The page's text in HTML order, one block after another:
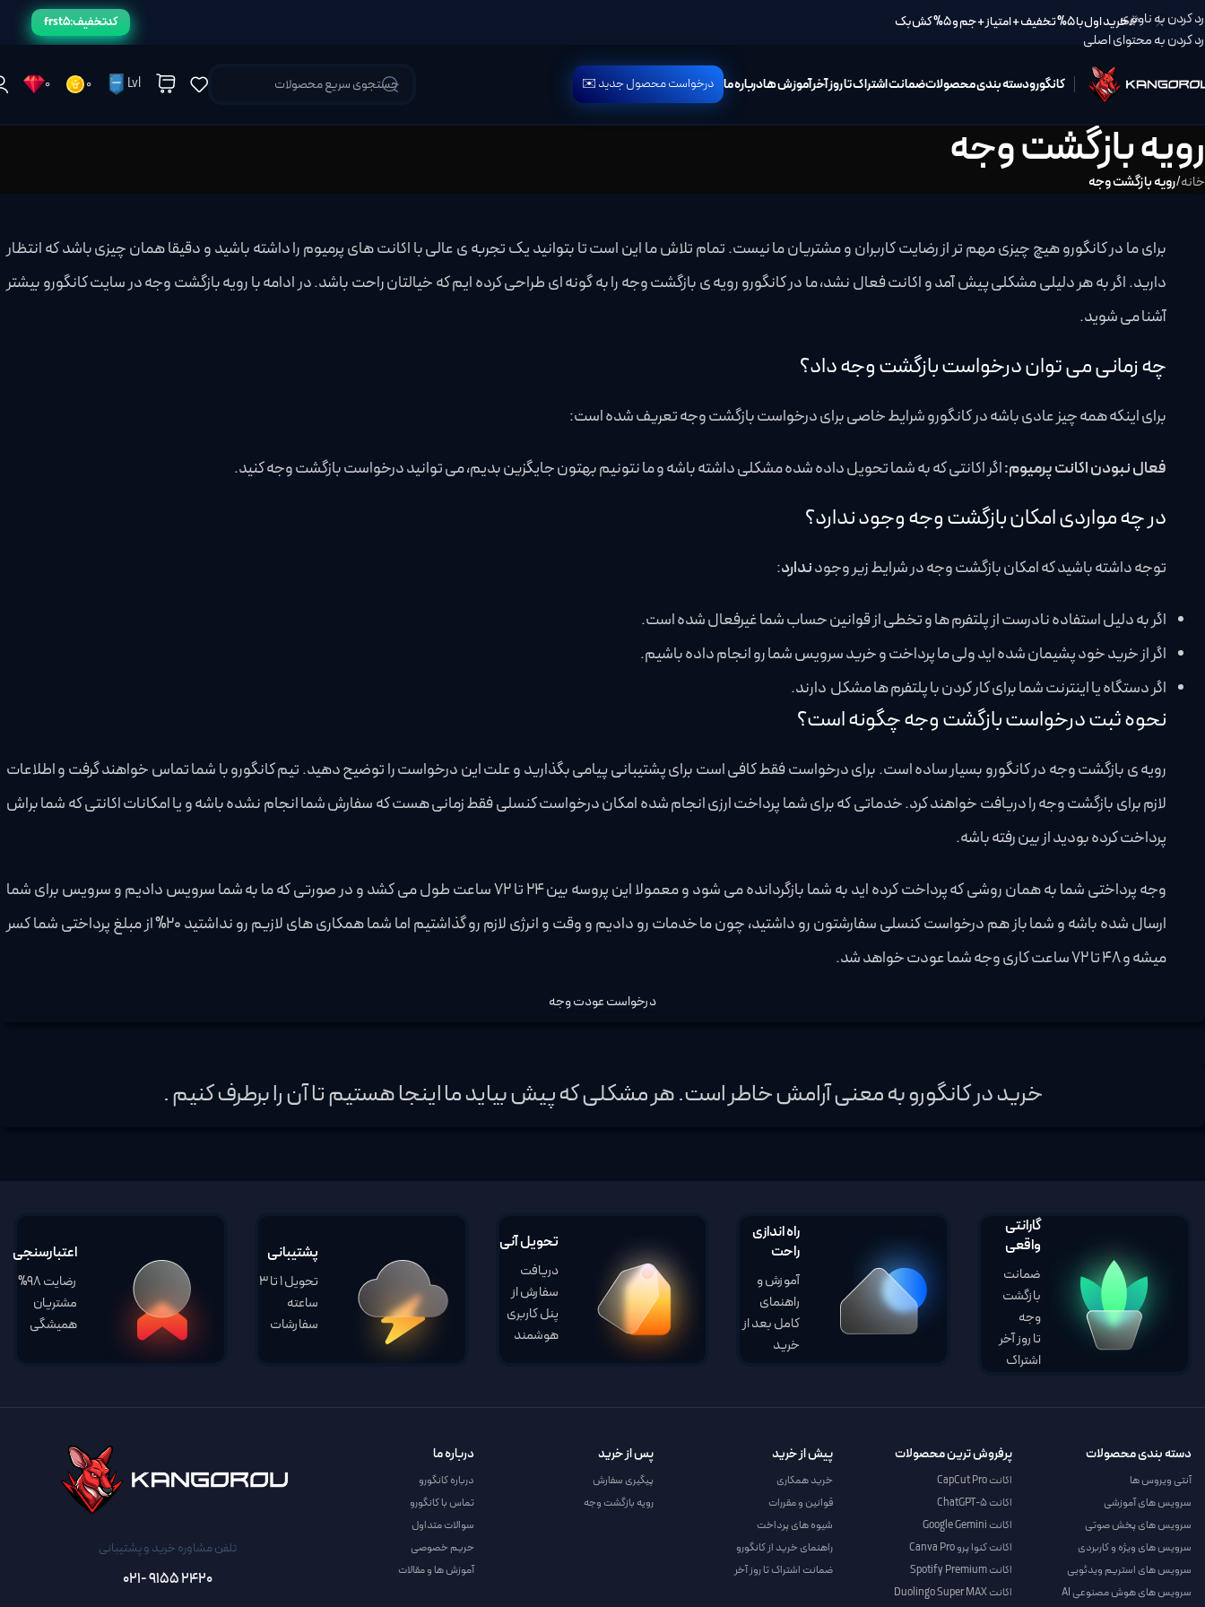
🎉خرید اول با 5% تخفیف + امتیاز + جم و 5% کش بک کد تخفیف: frst5
رد کردن به ناوبری
رد کردن به محتوای اصلی
کانگورودسته بندی محصولاتضمانت اشتراک تا روز آخرآموزش هادرباره ما درخواست محصول جدید ✉️ 0 0 Lvl
رویه بازگشت وجه
خانه/رویه بازگشت وجه
برای ما در کانگورو هیچ چیزی مهم تر از رضایت کاربران و مشتریان ما نیست. تمام تلاش ما این است تا بتوانید یک تجربه ی عالی با اکانت های پرمیوم را داشته باشید و دقیقا همان چیزی باشد که انتظار
دارید. اگر به هر دلیلی مشکلی پیش آمد و اکانت فعال نشد، ما در کانگورو رویه ی بازگشت وجه را به گونه ای طراحی کرده ایم که خیالتان راحت باشد. در ادامه با رویه بازگشت وجه در سایت کانگورو بیشتر
آشنا می شوید.
چه زمانی می توان درخواست بازگشت وجه داد؟
برای اینکه همه چیز عادی باشه در کانگورو شرایط خاصی برای درخواست بازگشت وجه تعریف شده است:
فعال نبودن اکانت پرمیوم:اگر اکانتی که به شما تحویل داده شده مشکلی داشته باشه و ما نتونیم بهتون جایگزین بدیم، می توانید درخواست بازگشت وجه کنید.
در چه مواردی امکان بازگشت وجه وجود ندارد؟
توجه داشته باشید که امکان بازگشت وجه در شرایط زیر وجودندارد:
اگر به دلیل استفاده نادرست از پلتفرم ها و تخطی از قوانین حساب شما غیرفعال شده است.
اگر از خرید خود پشیمان شده اید ولی ما پرداخت و خرید سرویس شما رو انجام داده باشیم.
اگر دستگاه یا اینترنت شما برای کار کردن با پلتفرم ها مشکل دارند.
نحوه ثبت درخواست بازگشت وجه چگونه است؟
رویه ی بازگشت وجه در کانگورو بسیار ساده است. برای درخواست فقط کافی استبرای پشتیبانی پیامی بگذارید و علت این درخواست را توضیح دهید. تیم کانگورو با شما تماس خواهند گرفت و اطلاعات
لازم برای بازگشت وجه را دریافت خواهند کرد. خدماتی که برای شما پرداخت ارزی انجام شده امکان درخواست کنسلی فقط زمانی هست که سفارش شما انجام نشده باشه و یا امکانات اکانتی که شما براش
پرداخت کرده بودید از بین رفته باشه.
وجه پرداختی شما به همان روشی که پرداخت کرده اید به شما بازگردانده می شود و معمولا این پروسه بین 24 تا 72 ساعت طول می کشد و در صورتی که ما به شما سرویس دادیم و سرویس برای شما
ارسال شده باشه و شما باز هم درخواست کنسلی سفارشتون رو داشتید، چون ما خدمات رو دادیم و وقت و انرژی لازم رو گذاشتیم اما شما همکاری های لازیم رو نداشتید 20% از مبلغ پرداختی شما کسر
میشه و 48 تا 72 ساعت کاری وجه شما عودت خواهد شد.
درخواست عودت وجه
خرید در کانگورو به معنی آرامش خاطر است. هر مشکلی که پیش بیاید ما اینجا هستیم تا آن را برطرف کنیم .
گارانتی
واقعی
ضمانت
بازگشت
وجه
تا روز آخر
اشتراک
راه اندازی
راحت
آموزش و
راهنمای
کامل بعد از
خرید
تحویل آنی
دریافت
سفارش از
پنل کاربری
هوشمند
پشتیبانی
تحویل 1 تا 3
ساعته
سفارشات
اعتبارسنجی
رضایت 98%
مشتریان
همیشگی
دسته بندی محصولات
آنتی ویروس ها
سرویس های آموزشی
سرویس های پخش صوتی
سرویس های ویژه و کاربردی
سرویس های استریم ویدئویی
سرویس های هوش مصنوعی AI
پرفروش ترین محصولات
اکانت CapCut Pro
اکانت ChatGPT-5
اکانت Google Gemini
اکانت کنوا پرو Canva Pro
اکانت Spotify Premium
اکانت Duolingo Super MAX
پیش از خرید
خرید همکاری
قوانین و مقررات
شیوه های پرداخت
راهنمای خرید از کانگورو
ضمانت اشتراک تا روز آخر
پس از خرید
پیگیری سفارش
رویه بازگشت وجه
درباره ما
درباره کانگورو
تماس با کانگورو
سوالات متداول
حریم خصوصی
آموزش ها و مقالات
تلفن مشاوره خرید و پشتیبانی
2420 9155 -021